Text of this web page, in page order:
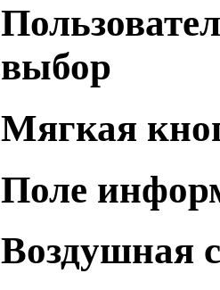
выбор
Мягкая
Поле
Воздушная